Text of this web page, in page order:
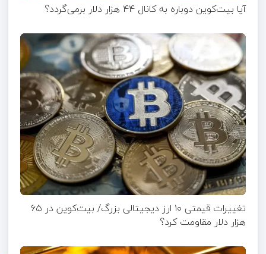
آیا بیت‌کوین دوباره به کانال ۴۴ هزار دلار برمی‌گردد؟
تغییرات قیمتی ۱۰ ارز دیجیتالی بزرگ/ بیت‌کوین در ۶۵
هزار دلار مقاومت کرد؟